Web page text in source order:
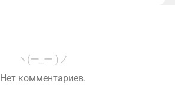
ヽ(ー_ー )ノ
Нет комментариев.